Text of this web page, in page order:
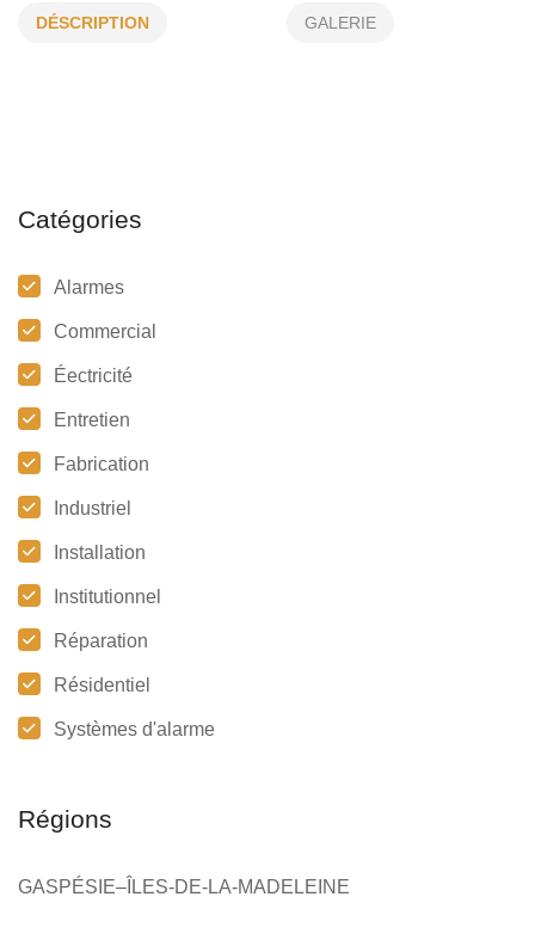
1-663, CH DES CAPS, FATIMA, (QC)
DÉSCRIPTION GALERIE
Catégories
Alarmes
Commercial
Éectricité
Entretien
Fabrication
Industriel
Installation
Institutionnel
Réparation
Résidentiel
Systèmes d'alarme
Régions
GASPÉSIE–ÎLES-DE-LA-MADELEINE